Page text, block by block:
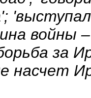
войны
за
насчет